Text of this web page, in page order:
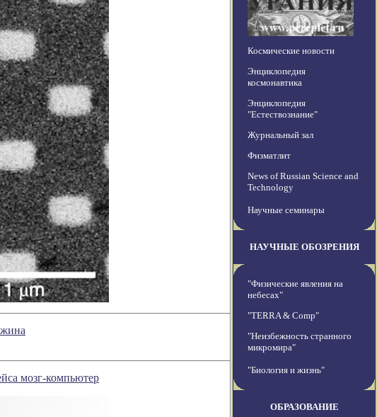
мозг-компьютер
Космические новости
Энциклопедия
космонавтика
Энциклопедия
"Естествознание"
Журнальный зал
Физматлит
News of Russian Science and
Technology
Научные семинары
НАУЧНЫЕ ОБОЗРЕНИЯ
"Физические явления на
небесах"
"TERRA & Comp"
"Неизбежность странного
микромира"
"Биология и жизнь"
ОБРАЗОВАНИЕ